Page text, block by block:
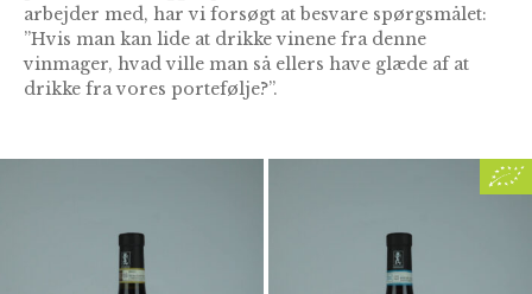
arbejder med, har vi forsøgt at besvare spørgsmålet:
”Hvis man kan lide at drikke vinene fra denne
vinmager, hvad ville man så ellers have glæde af at
drikke fra vores portefølje?”.